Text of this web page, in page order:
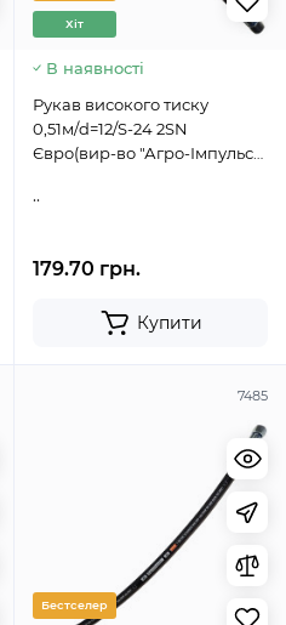
Хіт
В наявності
Рукав високого тиску
0,51м/d=12/S-24 2SN
Євро(вир-во "Агро-Імпульс")
..
179.70 грн.
Купити
7485
Бестселер